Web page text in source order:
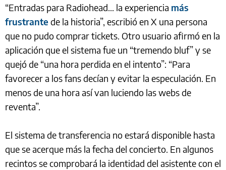
“Entradas para Radiohead... la experiencia más
frustrantede la historia”, escribió en X una persona
que no pudo comprar tickets. Otro usuario afirmó en la
aplicación que el sistema fue un “tremendo bluf” y se
quejó de “una hora perdida en el intento”: “Para
favorecer a los fans decían y evitar la especulación. En
menos de una hora así van luciendo las webs de
reventa”.
El sistema de transferencia no estará disponible hasta
que se acerque más la fecha del concierto. En algunos
recintos se comprobará la identidad del asistente con el